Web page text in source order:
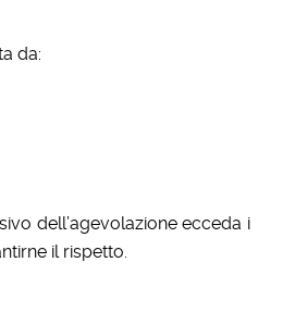
da:
dell’agevolazione ecceda i
il rispetto.